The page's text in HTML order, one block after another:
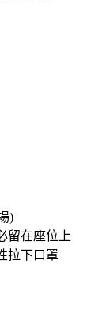
)
留在座位上
拉下口罩